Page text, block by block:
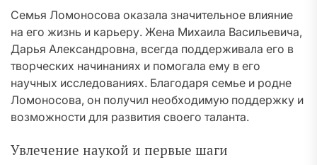
Семья Ломоносова оказала значительное влияние
на его жизнь и карьеру. Жена Михаила Васильевича,
Дарья Александровна, всегда поддерживала его в
творческих начинаниях и помогала ему в его
научных исследованиях. Благодаря семье и родне
Ломоносова, он получил необходимую поддержку и
возможности для развития своего таланта.
Увлечение наукой и первые шаги